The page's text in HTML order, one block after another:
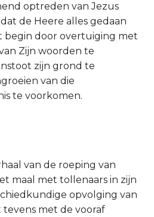
optreden van Jezus
de Heere alles gedaan
begin door overtuiging met
Zijn woorden te
zijn grond te
van die
te voorkomen.
van de roeping van
maal met tollenaars in zijn
opvolging van
tevens met de vooraf